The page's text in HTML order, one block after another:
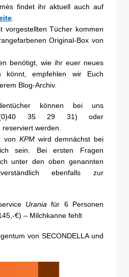
findet ihr aktuell auch auf
vorgestellten Tücher kommen
Original-Box von
benötigt, wie ihr euer neues
könnt, empfehlen wir Euch
Blog-Archiv.
können bei uns
(0)40 35 29 31) oder
werden.
von KPMwird demnächst bei
sein. Bei ersten Fragen
unter den oben genannten
ebenfalls zur
Urania für 6 Personen
€) – Milchkanne fehlt
von SECONDELLA und